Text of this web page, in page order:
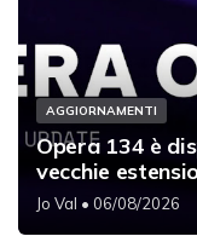
AGGIORNAMENTI
Opera 134 è
vecchie
Jo Val • 06/08/2026